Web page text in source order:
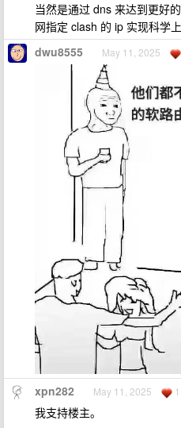
当然是通过 dns 来达到更好
网指定 clash 的 ip 实现科学上
dwu8555 May 11, 2025
xpn282 May 11, 2025 1
我支持楼主。